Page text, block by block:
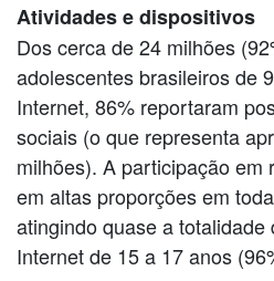
Atividades e dispositivos
Dos cerca de 24 milhões
adolescentes brasileiros de
Internet, 86% reportaram
sociais (o que representa
milhões). A participação em
em altas proporções em
atingindo quase a totalidade
Internet de 15 a 17 anos